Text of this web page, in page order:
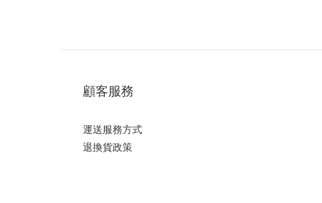
顧客服務
運送服務方式
退換貨政策